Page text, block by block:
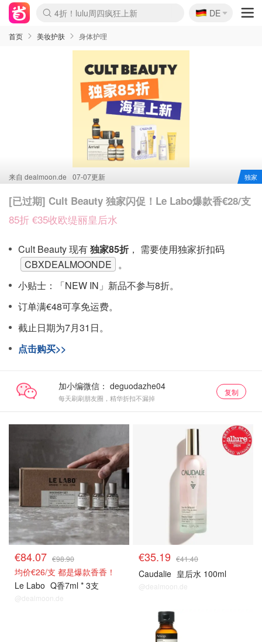
Boticinal 夏促开抢！
4折！lulu周四疯狂上新
还没结束！&OtherStories大促
Joybuy变相75折 随时失效
速领！Stanley独家85折
疑似霸哥！Camper额外叠85折
Zalando 奥莱闪促！每日更新
Moncler反季囤！5折起+叠9折
Coach Brooklyn仅€192
🇩🇪
DE
首页 美妆护肤 身体护理
来自 dealmoon.de 07-07更新 独家
[已过期] Cult Beauty 独家闪促！Le Labo爆款香€28/支
85折 €35收欧缇丽皇后水
Cult Beauty 现有独家85折 ， 需要使用独家折扣码
CBXDEALMOONDE 。
小贴士：「NEW IN」新品不参与8折。
订单满€48可享免运费。
截止日期为7月31日。
点击购买>>
加小编微信：
每天刷刷朋友圈，精华折扣不漏掉
复制
€84.07 €98.90
均价€26/支 都是爆款香香！
Le Labo Q香7ml * 3支
@dealmoon.de
€35.19 €41.40
Caudalie 皇后水 100ml
@dealmoon.de